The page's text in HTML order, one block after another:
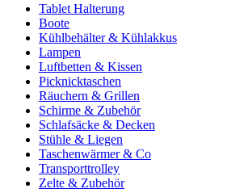
Tablet Halterung
Boote
Kühlbehälter & Kühlakkus
Lampen
Luftbetten & Kissen
Picknicktaschen
Räuchern & Grillen
Schirme & Zubehör
Schlafsäcke & Decken
Stühle & Liegen
Taschenwärmer & Co
Transporttrolley
Zelte & Zubehör